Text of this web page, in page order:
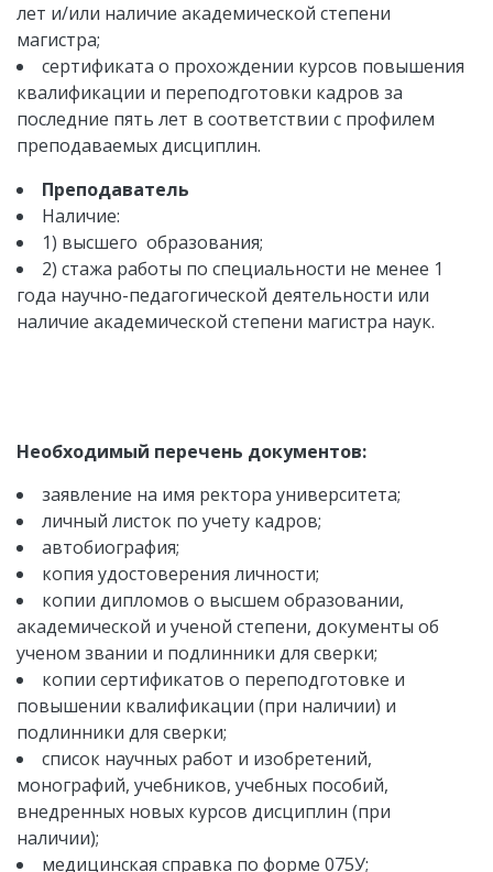
лет и/или наличие академической степени
магистра;
сертификата о прохождении курсов повышения
квалификации и переподготовки кадров за
последние пять лет в соответствии с профилем
преподаваемых дисциплин.
Преподаватель
Наличие:
1) высшего образования;
2) стажа работы по специальности не менее 1
года научно-педагогической деятельности или
наличие академической степени магистра наук.
Необходимый перечень документов:
заявление на имя ректора университета;
личный листок по учету кадров;
автобиография;
копия удостоверения личности;
копии дипломов о высшем образовании,
академической и ученой степени, документы об
ученом звании и подлинники для сверки;
копии сертификатов о переподготовке и
повышении квалификации (при наличии) и
подлинники для сверки;
список научных работ и изобретений,
монографий, учебников, учебных пособий,
внедренных новых курсов дисциплин (при
наличии);
медицинская справка по форме 075У;